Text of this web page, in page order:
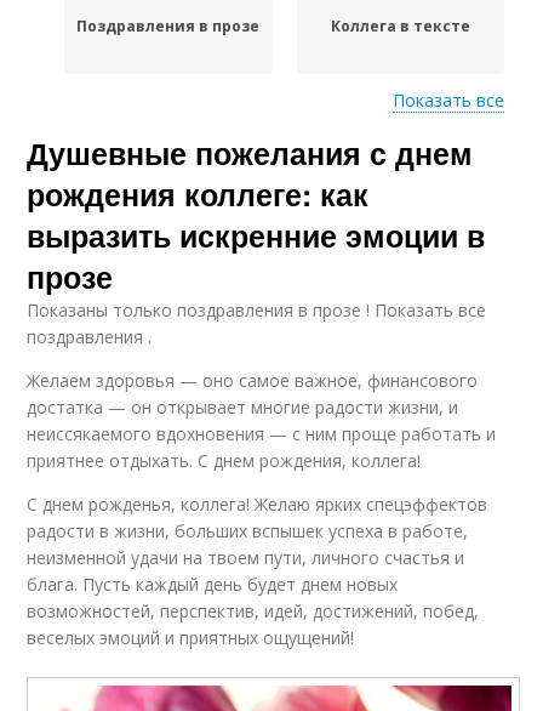
Поздравления в прозе Коллега в тексте
Коллега в смс Коллега на работе
Чувства к коллеге Коллега с помощью
Уважение к коллеге
Солидарность с
коллегой
Рождения в прозе
коллеги
Показать все
Душевные пожелания с днем
рождения коллеге: как
выразить искренние эмоции в
прозе
Показаны только поздравления в прозе ! Показать все
поздравления .
Желаем здоровья — оно самое важное, финансового
достатка — он открывает многие радости жизни, и
неиссякаемого вдохновения — с ним проще работать и
приятнее отдыхать. С днем рождения, коллега!
С днем рожденья, коллега! Желаю ярких спецэффектов
радости в жизни, больших вспышек успеха в работе,
неизменной удачи на твоем пути, личного счастья и
блага. Пусть каждый день будет днем новых
возможностей, перспектив, идей, достижений, побед,
веселых эмоций и приятных ощущений!